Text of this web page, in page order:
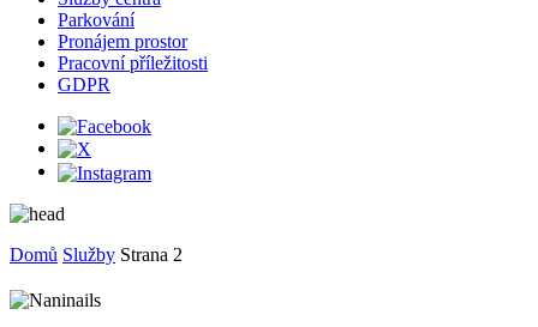
Parkování
Pronájem prostor
Pracovní příležitosti
GDPR
Domů Služby Strana 2